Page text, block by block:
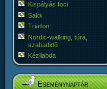
Kispályás foci
Sakk
Triatlon
Nordic-walking, túra,
szabadidő
Kézilabda
Eseménynaptár